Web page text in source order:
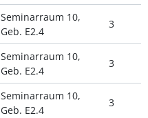
Seminarraum 10,
Geb. E2.4
3
Seminarraum 10,
Geb. E2.4
3
Seminarraum 10,
Geb. E2.4
3